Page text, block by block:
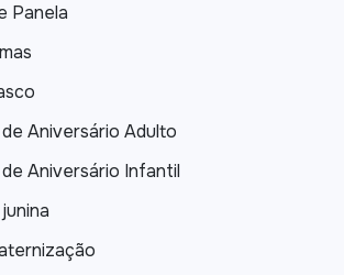
Panela
Aniversário Adulto
Aniversário Infantil